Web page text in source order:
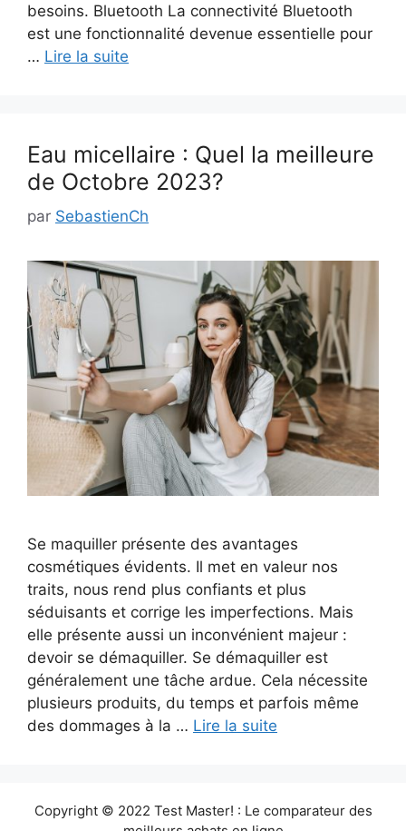
besoins. Bluetooth La connectivité Bluetooth
est une fonctionnalité devenue essentielle pour
… Lire la suite
Eau micellaire : Quel la meilleure
de Octobre 2023?
par SebastienCh
Se maquiller présente des avantages
cosmétiques évidents. Il met en valeur nos
traits, nous rend plus confiants et plus
séduisants et corrige les imperfections. Mais
elle présente aussi un inconvénient majeur :
devoir se démaquiller. Se démaquiller est
généralement une tâche ardue. Cela nécessite
plusieurs produits, du temps et parfois même
des dommages à la … Lire la suite
Copyright © 2022 Test Master! : Le comparateur des